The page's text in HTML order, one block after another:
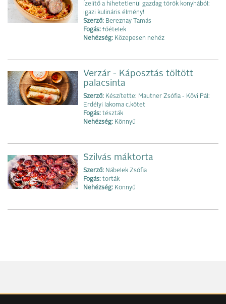
Ízelítő a hihetetlenül gazdag török konyhából:
igazi kulináris élmény!
Szerző: Bereznay Tamás
Fogás: főételek
Nehézség: Közepesen nehéz
Verzár - Káposztás töltött
palacsinta
Szerző: Készítette: Mautner Zsófia - Kövi Pál:
Erdélyi lakoma c.kötet
Fogás: tészták
Nehézség: Könnyű
Szilvás máktorta
Szerző: Nábelek Zsófia
Fogás: torták
Nehézség: Könnyű